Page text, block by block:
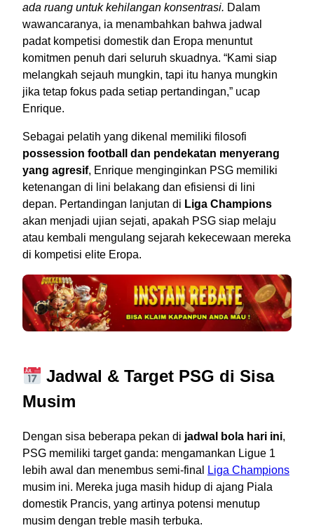
ada ruang untuk kehilangan konsentrasi. Dalam
wawancaranya, ia menambahkan bahwa jadwal
padat kompetisi domestik dan Eropa menuntut
komitmen penuh dari seluruh skuadnya. “Kami siap
melangkah sejauh mungkin, tapi itu hanya mungkin
jika tetap fokus pada setiap pertandingan,” ucap
Enrique.
Sebagai pelatih yang dikenal memiliki filosofi
possession football dan pendekatan menyerang
yang agresif, Enrique menginginkan PSG memiliki
ketenangan di lini belakang dan efisiensi di lini
depan. Pertandingan lanjutan di Liga Champions
akan menjadi ujian sejati, apakah PSG siap melaju
atau kembali mengulang sejarah kekecewaan mereka
di kompetisi elite Eropa.
Jadwal & Target PSG di Sisa
Musim
Dengan sisa beberapa pekan di jadwal bola hari ini,
PSG memiliki target ganda: mengamankan Ligue 1
lebih awal dan menembus semi-final
Liga Champions
musim ini. Mereka juga masih hidup di ajang Piala
domestik Prancis, yang artinya potensi menutup
musim dengan treble masih terbuka.